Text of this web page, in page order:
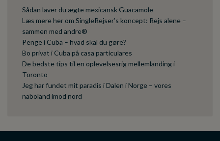
Sådan laver du ægte mexicansk Guacamole
Læs mere her om SingleRejser’s koncept: Rejs alene –
sammen med andre®
Penge i Cuba – hvad skal du gøre?
Bo privat i Cuba på casa particulares
De bedste tips til en oplevelsesrig mellemlanding i
Toronto
Jeg har fundet mit paradis i Dalen i Norge – vores
naboland imod nord